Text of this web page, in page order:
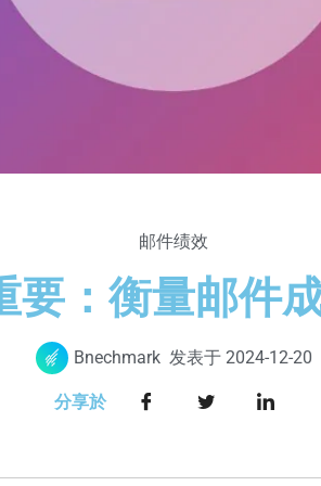
邮件绩效
要：衡量邮件
Bnechmark 发表于 2024-12-20
分享於